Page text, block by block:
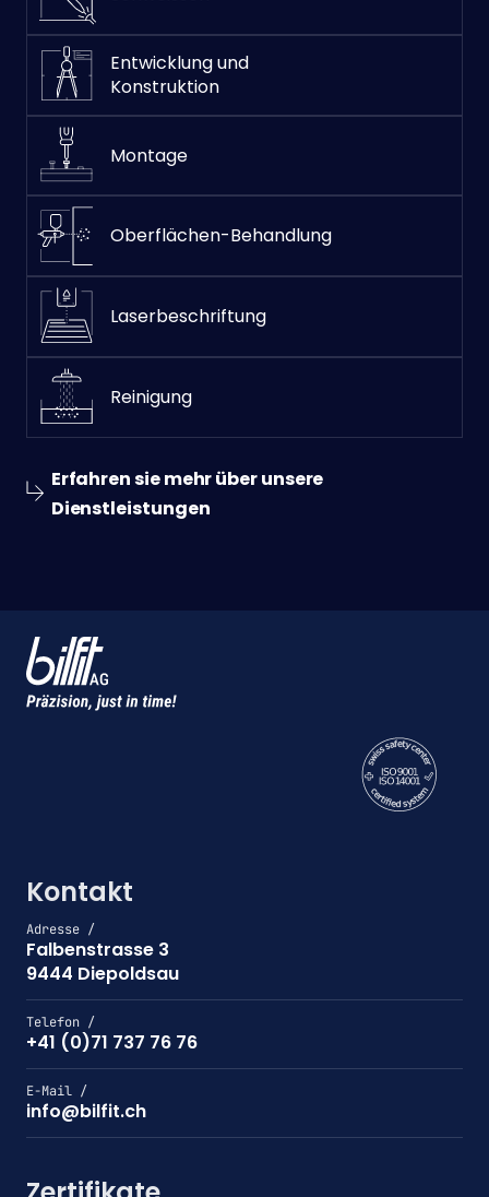
Entwicklung und
Konstruktion
Montage
Oberflächen-Behandlung
Laserbeschriftung
Reinigung
Erfahren sie mehr über unsere
Dienstleistungen
Kontakt
Adresse /
Falbenstrasse 3
9444 Diepoldsau
Telefon /
+41 (0)71 737 76 76
E-Mail /
info@bilfit.ch